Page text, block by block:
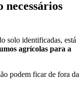
necessários
solo identificadas, está
agrícolas para a
podem ficar de fora da